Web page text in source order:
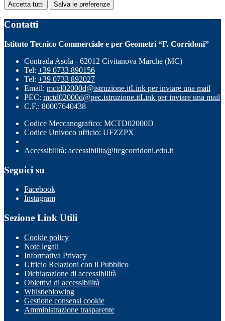
Accetta tutti Salva le preferenze
Contatti
Istituto Tecnico Commerciale e per Geometri “F. Corridoni”
Contrada Asola - 62012 Civitanova Marche (MC)
Tel: +39 0733 890156
Tel: +39 0733 892027
Email: mctd02000d@istruzione.itLink per inviare una mail
PEC: mctd02000d@pec.istruzione.itLink per inviare una mail
C.F.: 80007640438
Codice Meccanografico: MCTD02000D
Codice Univoco ufficio: UFZZPX
Accessibilità: accessibilita@itcgcorridoni.edu.it
Seguici su
Facebook
Instagram
Sezione Link Utili
Cookie policy
Note legali
Informativa Privacy
Ufficio Relazioni con il Pubblico
Dichiarazione di accessibilità
Obiettivi di accessibilità
Whistleblowing
Gestione consensi cookie
Amministrazione trasparente